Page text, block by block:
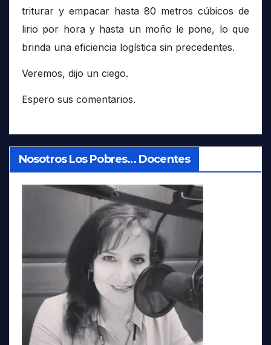
triturar y empacar hasta 80 metros cúbicos de
lirio por hora y hasta un moño le pone, lo que
brinda una eficiencia logística sin precedentes.
Veremos, dijo un ciego.
Espero sus comentarios.
Nosotros Los Pobres… Docentes